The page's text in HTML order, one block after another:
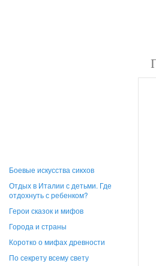
Боевые искусства сикхов
Отдых в Италии с детьми. Где
отдохнуть с ребенком?
Герои сказок и мифов
Города и страны
Коротко о мифах древности
По секрету всему свету